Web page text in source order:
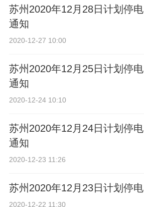
苏州2020年12月28日计划停电
通知
2020-12-27 10:00
苏州2020年12月25日计划停电
通知
2020-12-24 10:10
苏州2020年12月24日计划停电
通知
2020-12-23 11:26
苏州2020年12月23日计划停电
2020-12-22 11:30